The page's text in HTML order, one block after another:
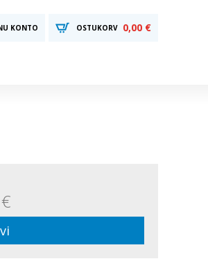
KONTO OSTUKORV 0,00 €